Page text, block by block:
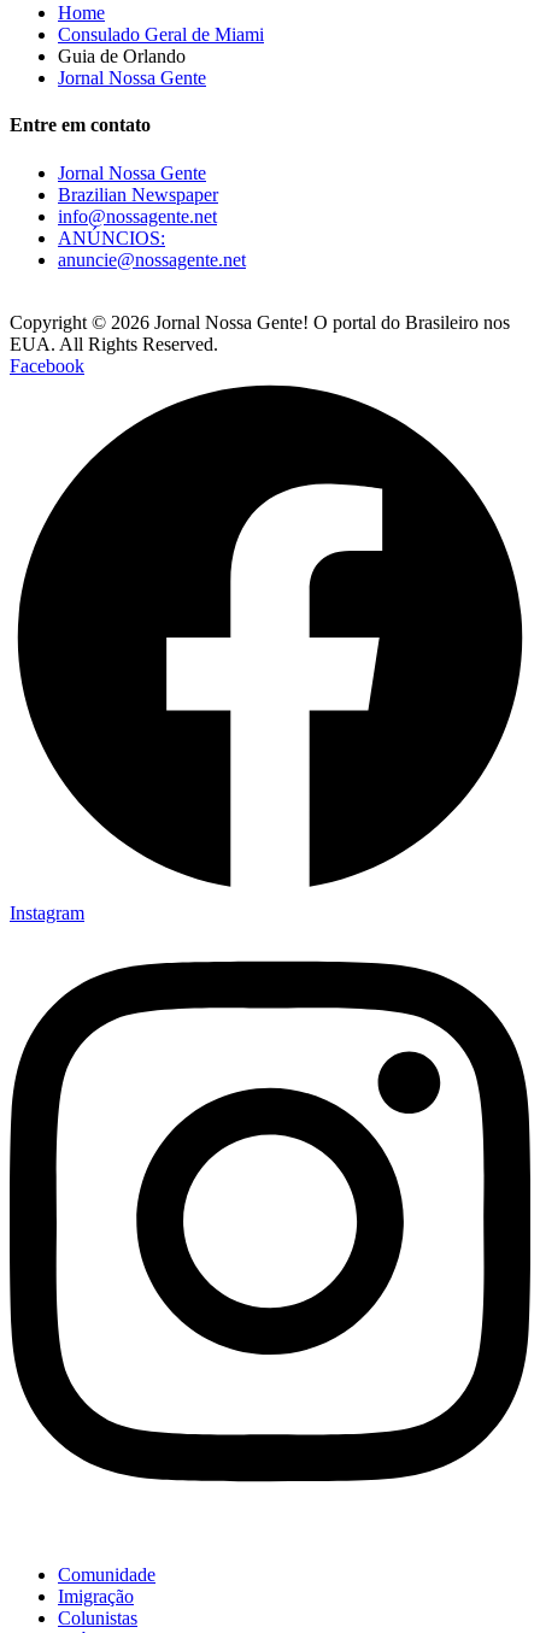
Home
Consulado Geral de Miami
Guia de Orlando
Jornal Nossa Gente
Entre em contato
Jornal Nossa Gente
Brazilian Newspaper
info@nossagente.net
ANÚNCIOS:
anuncie@nossagente.net
Copyright © 2026 Jornal Nossa Gente! O portal do Brasileiro nos
EUA. All Rights Reserved.
Facebook
Instagram
Comunidade
Imigração
Colunistas